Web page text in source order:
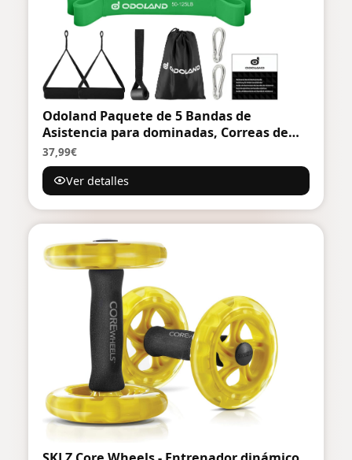
Odoland Paquete de 5 Bandas de
Asistencia para dominadas, Correas de
dominadas, Bandas de Resistencia con
Anclaje de Puerta y Asas, Movilidad
elástica, Levantamiento de Potencia y
Bandas de Ejercicio
37,99€
Ver detalles